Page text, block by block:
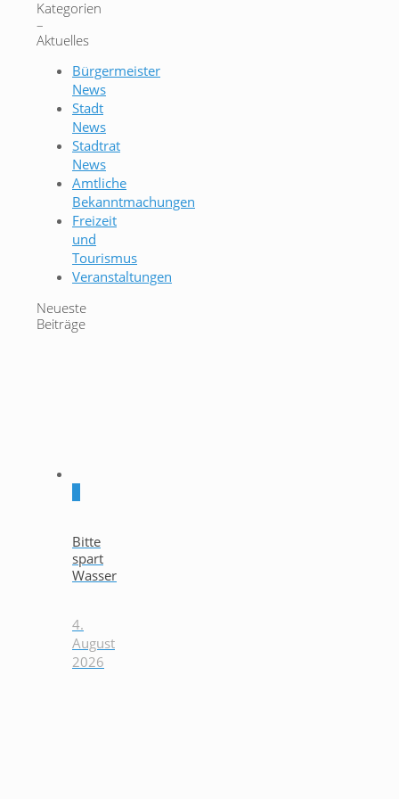
Kategorien
–
Aktuelles
Bürgermeister
News
Stadt
News
Stadtrat
News
Amtliche
Bekanntmachungen
Freizeit
und
Tourismus
Veranstaltungen
Neueste
Beiträge
Bitte
spart
Wasser
4.
August
2026